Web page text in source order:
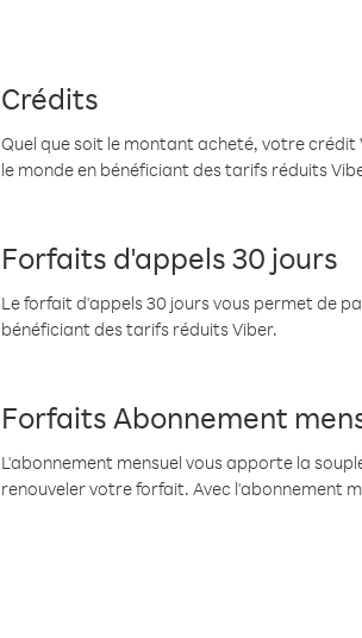
Crédits
Quel que soit le montant acheté, votre
le monde en bénéficiant des tarifs réduits
Forfaits d'appels 30 jours
Le forfait d'appels 30 jours vous permet de
bénéficiant des tarifs réduits Viber.
Forfaits Abonnement
L'abonnement mensuel vous apporte la
renouveler votre forfait. Avec l'abonnement